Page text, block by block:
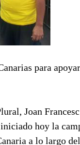
para
Joan
hoy la
a lo largo